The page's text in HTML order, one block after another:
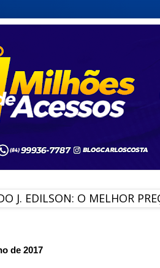
de 2017